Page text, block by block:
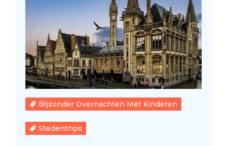
Bijzonder Overnachten Met Kinderen
Stedentrips